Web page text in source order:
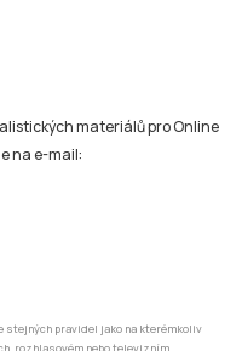
materiálů pro Online
na e-mail:
stejných pravidel jako na kterémkoliv